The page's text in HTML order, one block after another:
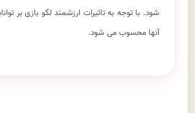
شود. با توجه به تاثیرات ارزشمند لگو بازی بر
آنها محسوب می شود.